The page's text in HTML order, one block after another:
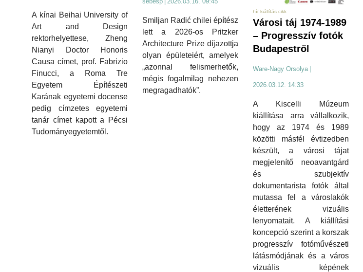
A kínai Beihai University of
Art and Design
rektorhelyettese, Zheng
Nianyi Doctor Honoris
Causa címet, prof. Fabrizio
Finucci, a Roma Tre
Egyetem Építészeti
Karának egyetemi docense
pedig címzetes egyetemi
tanár címet kapott a Pécsi
Tudományegyetemtől.
Smiljan Radić chilei építész
lett a 2026-os Pritzker
Architecture Prize díjazottja
olyan épületeiért, amelyek
„azonnal felismerhetők,
mégis fogalmilag nehezen
megragadhatók”.
hír kiállítás cikk
Városi táj 1974-1989
– Progresszív fotók
Budapestről
Ware-Nagy Orsolya |
2026.03.12. 14:33
A Kiscelli Múzeum
kiállítása arra vállalkozik,
hogy az 1974 és 1989
közötti másfél évtizedben
készült, a városi tájat
megjelenítő neoavantgárd
és szubjektív
dokumentarista fotók által
mutassa fel a városlakók
életterének vizuális
lenyomatait. A kiállítási
koncepció szerint a korszak
progresszív fotóművészeti
látásmódjának és a város
vizuális képének